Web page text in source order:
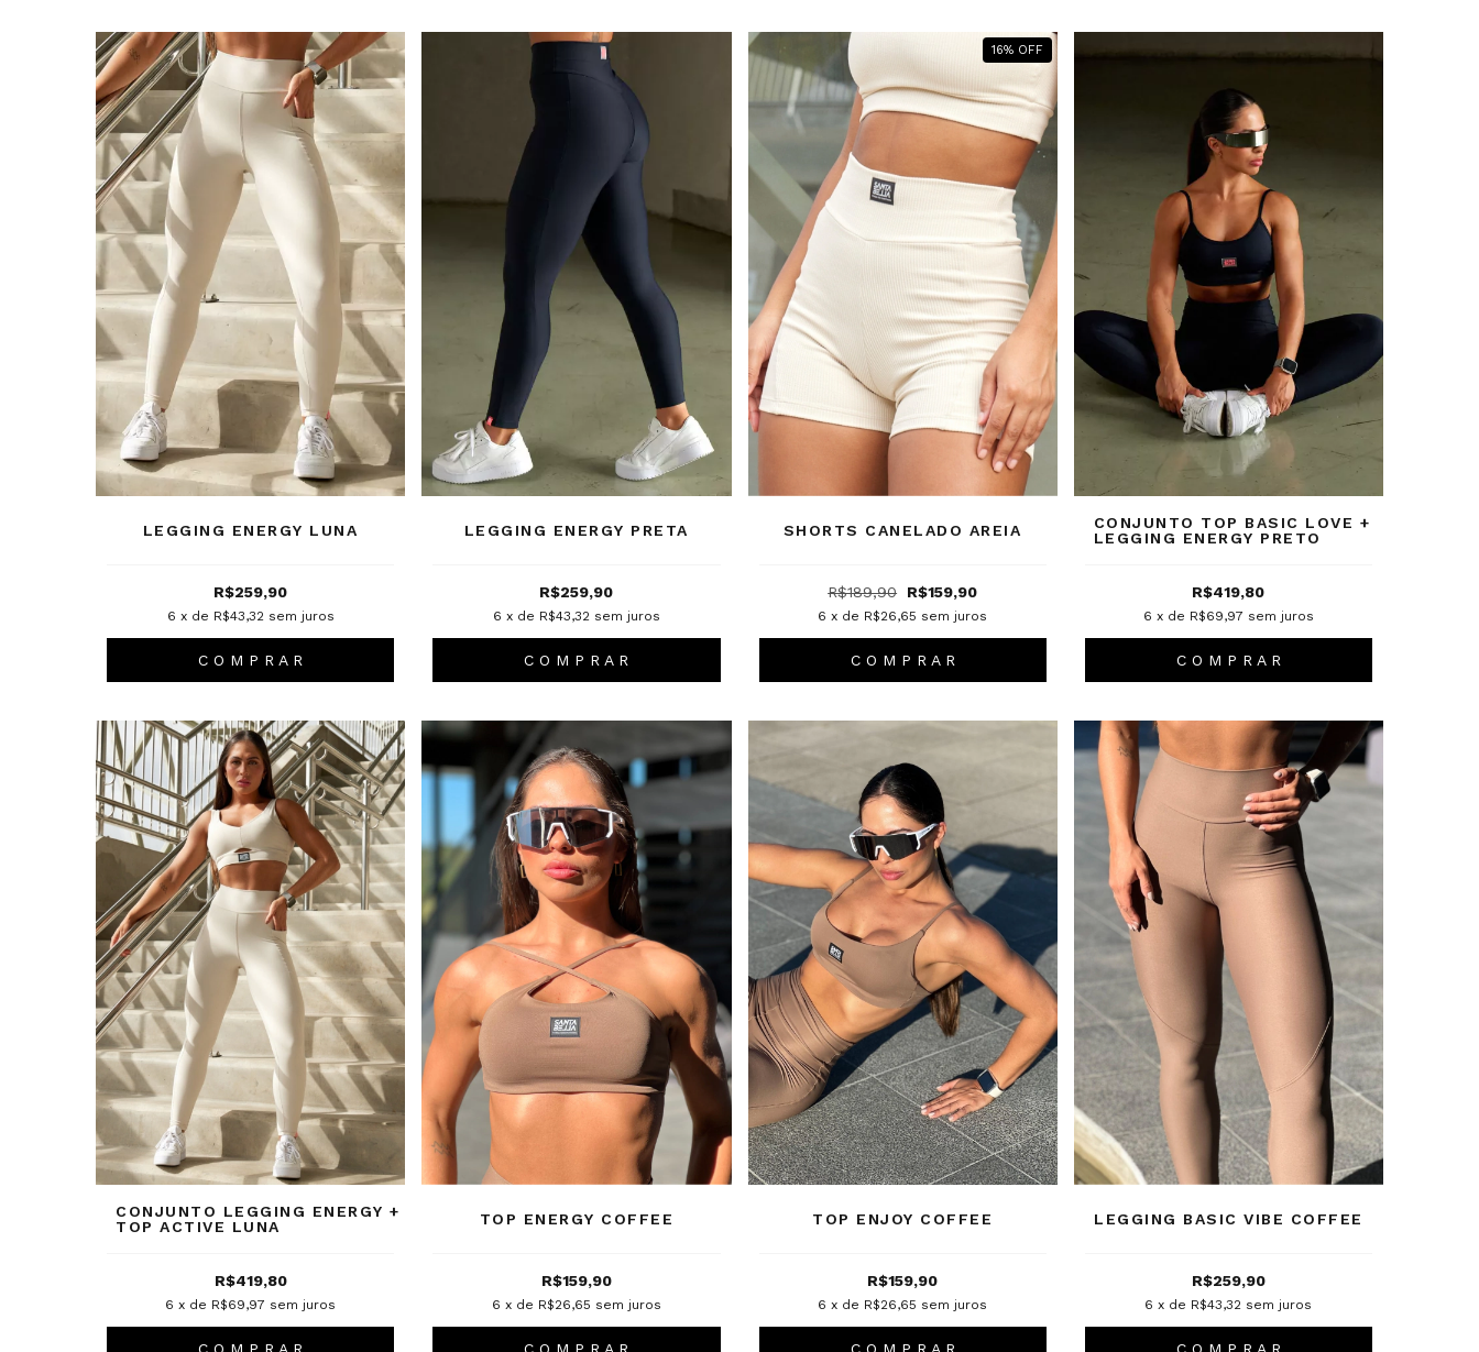
LEGGING ENERGY LUNA
R$259,90
6 x de R$43,32 sem juros
C O M P R A R
LEGGING ENERGY PRETA
R$259,90
6 x de R$43,32 sem juros
C O M P R A R
16% OFF
SHORTS CANELADO AREIA
R$189,90 R$159,90
6 x de R$26,65 sem juros
C O M P R A R
CONJUNTO TOP BASIC LOVE +
LEGGING ENERGY PRETO
R$419,80
6 x de R$69,97 sem juros
C O M P R A R
CONJUNTO LEGGING ENERGY +
TOP ACTIVE LUNA
R$419,80
6 x de R$69,97 sem juros
C O M P R A R
TOP ENERGY COFFEE
R$159,90
6 x de R$26,65 sem juros
C O M P R A R
TOP ENJOY COFFEE
R$159,90
6 x de R$26,65 sem juros
C O M P R A R
LEGGING BASIC VIBE COFFEE
R$259,90
6 x de R$43,32 sem juros
C O M P R A R